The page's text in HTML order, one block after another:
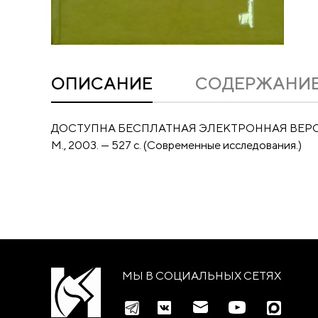
ОПИСАНИЕ
ДОСТУПНА БЕСПЛАТНАЯ ЭЛЕКТРОННАЯ
М., 2003. — 527 с. (Современные исследования.)
МЫ В СОЦИАЛЬНЫХ СЕТЯХ